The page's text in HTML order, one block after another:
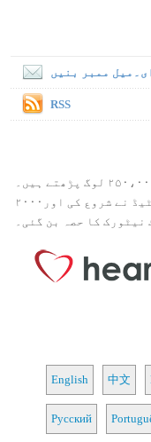
ممبر بنیں
RSS
آج کی آیت موجودہ دور میں ہر مہنے میں ۲۵۰،۰۰۰ لوگ پڑھتے ہیں۔
ورس آف دا ڈے ڈاٹ کام ۱۹۹۸ میں بین سٹیڈ نے شروع کی اور۲۰۰۰
نیٹورک کا حصہ بن گئی۔
English 中文
Русский